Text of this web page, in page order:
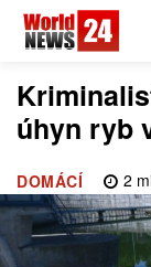
úhyn ryb
DOMÁCÍ 2